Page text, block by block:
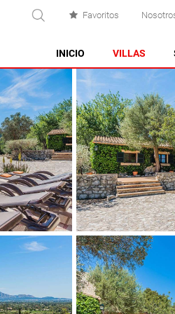
Favoritos
INICIO VILLAS
ES CASTELL
ES GRAU
MAHÓN
NA MACARET
PUNTA PRIMA -
SANT LLUÍS
SANTO TOMAS
SON BOU